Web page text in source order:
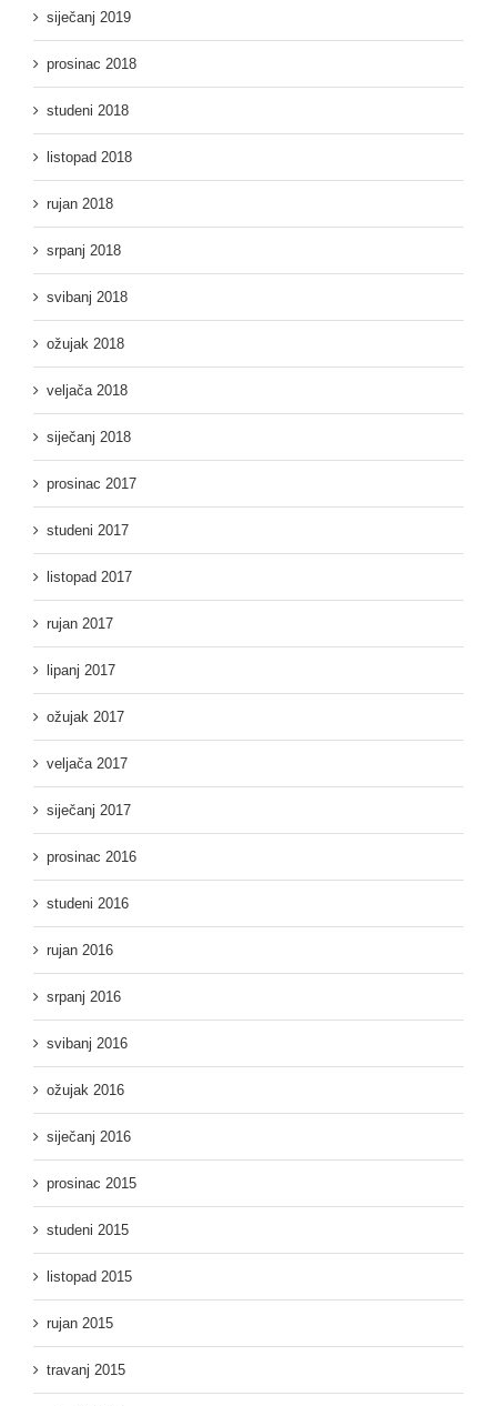
siječanj 2019
prosinac 2018
studeni 2018
listopad 2018
rujan 2018
srpanj 2018
svibanj 2018
ožujak 2018
veljača 2018
siječanj 2018
prosinac 2017
studeni 2017
listopad 2017
rujan 2017
lipanj 2017
ožujak 2017
veljača 2017
siječanj 2017
prosinac 2016
studeni 2016
rujan 2016
srpanj 2016
svibanj 2016
ožujak 2016
siječanj 2016
prosinac 2015
studeni 2015
listopad 2015
rujan 2015
travanj 2015